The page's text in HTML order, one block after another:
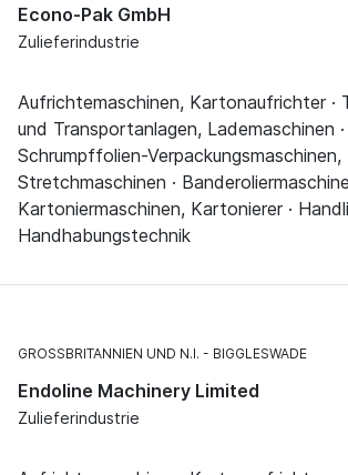
Econo-Pak GmbH
Zulieferindustrie
Aufrichtemaschinen, Kartonaufrichter ·
und Transportanlagen, Lademaschinen ·
Schrumpffolien-Verpackungsmaschinen,
Stretchmaschinen ·
Kartoniermaschinen, Kartonierer ·
Handhabungstechnik
GROSSBRITANNIEN UND N.I. BIGGLESWADE
Endoline Machinery Limited
Zulieferindustrie